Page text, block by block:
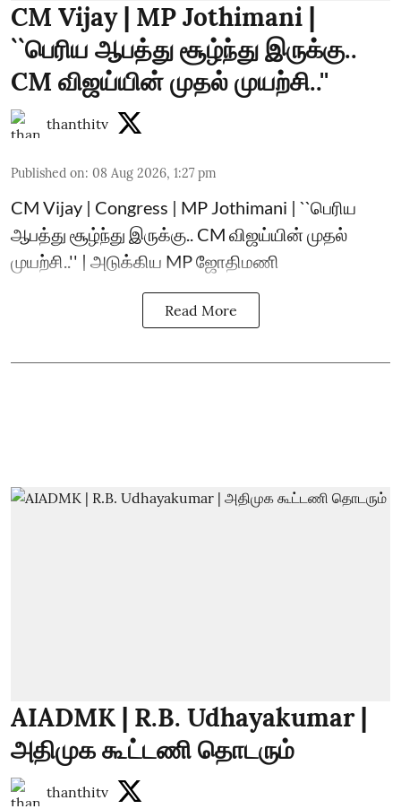
CM Vijay | MP Jothimani |
``பெரிய ஆபத்து சூழ்ந்து இருக்கு..
CM விஜய்யின் முதல் முயற்சி..''
thanthitv
Published on: 08 Aug 2026, 1:27 pm
CM Vijay | Congress | MP Jothimani | ``பெரிய
ஆபத்து சூழ்ந்து இருக்கு.. CM விஜய்யின் முதல்
முயற்சி..'' | அடுக்கிய MP ஜோதிமணி
Read More
AIADMK | R.B. Udhayakumar |
அதிமுக கூட்டணி தொடரும்
thanthitv